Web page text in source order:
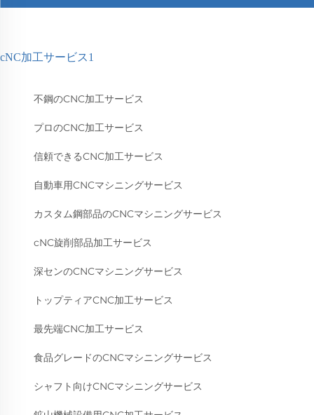
cNC加工サービス1
不鋼のCNC加工サービス
プロのCNC加工サービス
信頼できるCNC加工サービス
自動車用CNCマシニングサービス
カスタム鋼部品のCNCマシニングサービス
cNC旋削部品加工サービス
深センのCNCマシニングサービス
トップティアCNC加工サービス
最先端CNC加工サービス
食品グレードのCNCマシニングサービス
シャフト向けCNCマシニングサービス